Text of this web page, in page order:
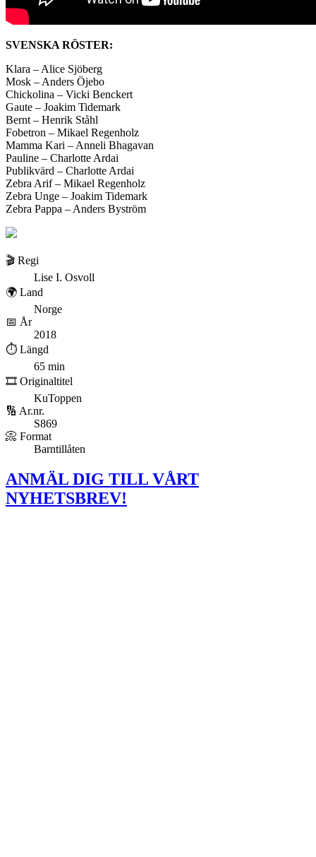
SVENSKA RÖSTER:
Klara – Alice Sjöberg
Mosk – Anders Öjebo
Chickolina – Vicki Benckert
Gaute – Joakim Tidemark
Bernt – Henrik Ståhl
Fobetron – Mikael Regenholz
Mamma Kari – Anneli Bhagavan
Pauline – Charlotte Ardai
Publikvärd – Charlotte Ardai
Zebra Arif – Mikael Regenholz
Zebra Unge – Joakim Tidemark
Zebra Pappa – Anders Byström
🎬 Regi
Lise I. Osvoll
🌍 Land
Norge
📅 År
2018
⏱️ Längd
65 min
🎞️ Originaltitel
KuToppen
🔢 Ar.nr.
S869
📀 Format
Barntillåten
ANMÄL DIG TILL VÅRT
NYHETSBREV!